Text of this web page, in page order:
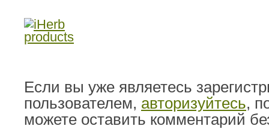
Если вы уже являетесь
пользователем, авторизуйтесь,
можете оставить комментарий